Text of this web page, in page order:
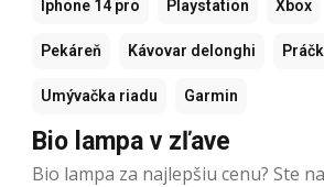
Iphone 14 pro Playstation Xbox
Pekáreň Kávovar delonghi
Umývačka riadu Garmin
Bio lampa v zľave
Bio lampa za najlepšiu cenu? Ste